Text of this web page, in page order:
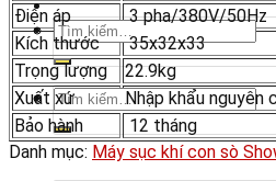
Tìm
kiếm:
Tìm
kiếm:
Điện áp
3 pha/380V/50Hz
Kích thước
35x32x33
Trọng lượng
22.9kg
Xuất xứ
Nhập khẩu nguyên
Bảo hành
12 tháng
Danh mục: Máy sục khí con sò